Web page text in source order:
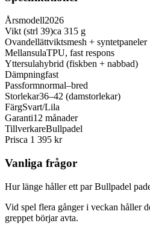
Årsmodell2026
Vikt (strl 39)ca 315 g
Ovandellättviktsmesh + syntetpaneler
MellansulaTPU, fast respons
Yttersulahybrid (fiskben + nabbad)
Dämpningfast
Passformnormal–bred
Storlekar36–42 (damstorlekar)
FärgSvart/Lila
Garanti12 månader
TillverkareBullpadel
Prisca 1 395 kr
Vanliga frågor
Hur länge håller ett par Bullpadel
Vid spel flera gånger i veckan håller
greppet börjar avta.